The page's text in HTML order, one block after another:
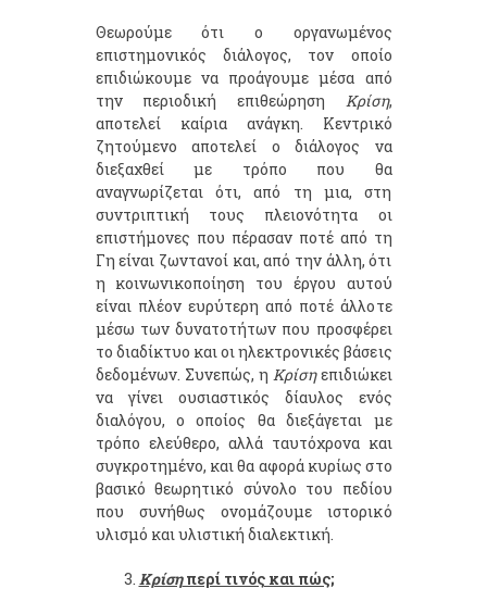
Θεωρούμε ότι ο οργανωμένος
επιστημονικός διάλογος, τον οποίο
επιδιώκουμε να προάγουμε μέσα από
την περιοδική επιθεώρηση Κρίση,
αποτελεί καίρια ανάγκη. Κεντρικό
ζητούμενο αποτελεί ο διάλογος να
διεξαχθεί με τρόπο που θα
αναγνωρίζεται ότι, από τη μια, στη
συντριπτική τους πλειονότητα οι
επιστήμονες που πέρασαν ποτέ από τη
Γη είναι ζωντανοί και, από την άλλη, ότι
η κοινωνικοποίηση του έργου αυτού
είναι πλέον ευρύτερη από ποτέ άλλοτε
μέσω των δυνατοτήτων που προσφέρει
το διαδίκτυο και οι ηλεκτρονικές βάσεις
δεδομένων. Συνεπώς, η Κρίσηεπιδιώκει
να γίνει ουσιαστικός δίαυλος ενός
διαλόγου, ο οποίος θα διεξάγεται με
τρόπο ελεύθερο, αλλά ταυτόχρονα και
συγκροτημένο, και θα αφορά κυρίως στο
βασικό θεωρητικό σύνολο του πεδίου
που συνήθως ονομάζουμε ιστορικό
υλισμό και υλιστική διαλεκτική.
Κρίσηπερί τινός και πώς;